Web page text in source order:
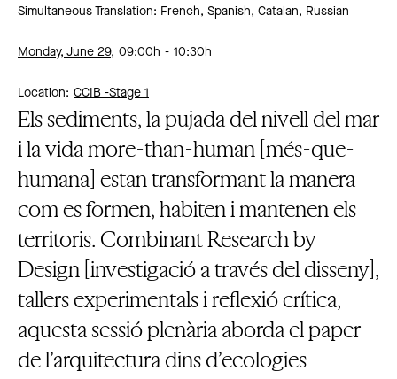
Simultaneous Translation: French, Spanish, Catalan, Russian
Monday, June 29, 09:00h 10:30h
Location: CCIB -Stage 1
Els sediments, la pujada del nivell del mar
i la vida more-than-human [més-que-
humana] estan transformant la manera
com es formen, habiten i mantenen els
territoris. Combinant Research by
Design [investigació a través del disseny],
tallers experimentals i reflexió crítica,
aquesta sessió plenària aborda el paper
de l’arquitectura dins d’ecologies